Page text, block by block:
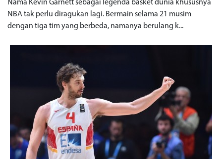
Nama Kevin Garnett sebagai legenda basket dunia khususnya
NBA tak perlu diragukan lagi. Bermain selama 21 musim
dengan tiga tim yang berbeda, namanya berulang k...